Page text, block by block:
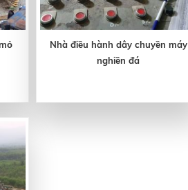
Nhà điều hành dây chuyền máy
nghiền đá